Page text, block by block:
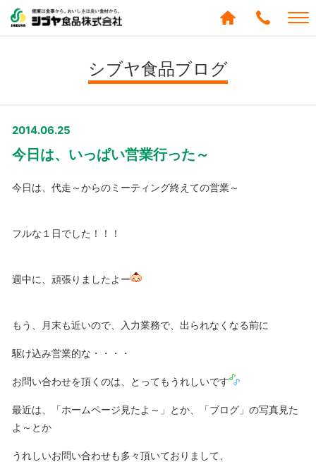
シブヤ食品ブログ
2014.06.25
今日は、いっぱい営業行った～
今日は、代走～からのミーティング終えての営業～
フルな１日でした！！！
週中に、頑張りましたよー
もう、月末も近いので、入力業務で、出られなくなる前に
駆け込み営業的な・・・・
お問い合わせを頂くのは、とってもうれしいです
最近は、「ホームページ見たよ～」とか、「ブログ」の写真見た
よ～とか
うれしいお問い合わせも多々頂いておりまして、